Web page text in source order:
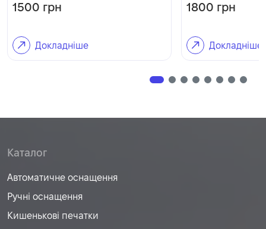
1500 грн
Докладніше
1800 грн
Докладніше
Каталог
Автоматичне оснащення
Ручні оснащення
Кишенькові печатки